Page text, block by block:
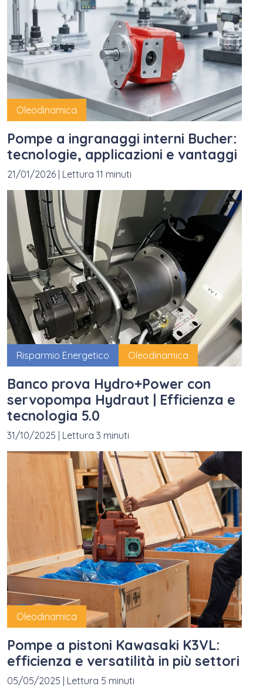
Oleodinamica
Pompe a ingranaggi interni Bucher:
tecnologie, applicazioni e vantaggi
21/01/2026 Lettura 11 minuti
Risparmio Energetico Oleodinamica
Banco prova Hydro+Power con
servopompa Hydraut | Efficienza e
tecnologia 5.0
31/10/2025 Lettura 3 minuti
Oleodinamica
Pompe a pistoni Kawasaki K3VL:
efficienza e versatilità in più settori
05/05/2025 Lettura 5 minuti